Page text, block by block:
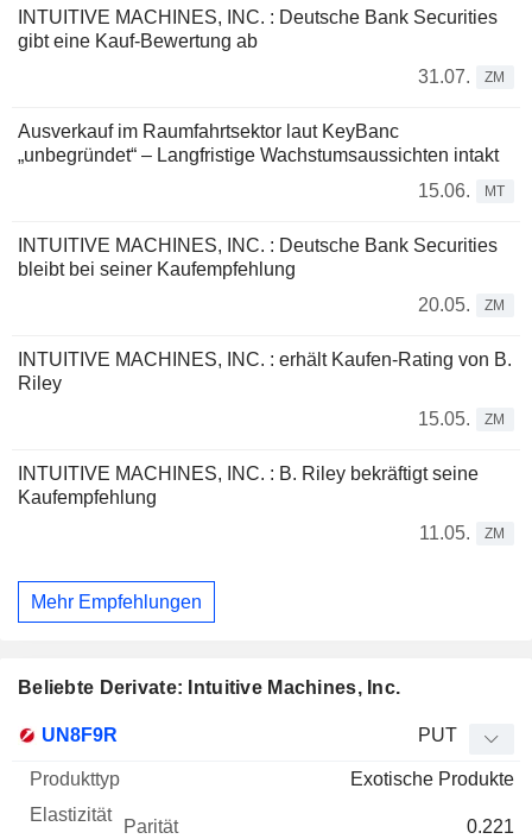
INTUITIVE MACHINES, INC. : Deutsche Bank Securities
gibt eine Kauf-Bewertung ab
31.07.
ZM
Ausverkauf im Raumfahrtsektor laut KeyBanc
„unbegründet“ – Langfristige Wachstumsaussichten intakt
15.06.
MT
INTUITIVE MACHINES, INC. : Deutsche Bank Securities
bleibt bei seiner Kaufempfehlung
20.05.
ZM
INTUITIVE MACHINES, INC. : erhält Kaufen-Rating von B.
Riley
15.05.
ZM
INTUITIVE MACHINES, INC. : B. Riley bekräftigt seine
Kaufempfehlung
11.05.
ZM
Mehr Empfehlungen
Beliebte Derivate: Intuitive Machines, Inc.
WKN Typ
UN8F9R PUT
Exotische Produkte
0.221